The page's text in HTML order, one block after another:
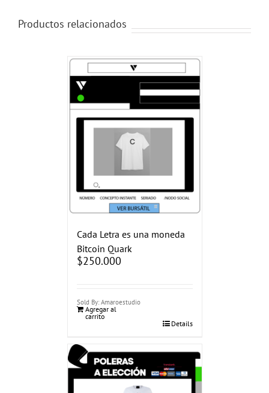
Productos relacionados
Cada Letra es una moneda
Bitcoin Quark
$250.000
Sold By: Amaroestudio
Agregar al
carrito
Details